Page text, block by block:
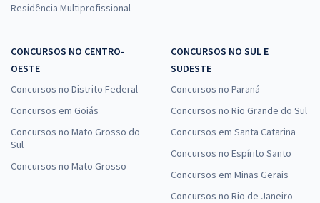
Residência Multiprofissional
CONCURSOS NO CENTRO-
OESTE
Concursos no Distrito Federal
Concursos em Goiás
Concursos no Mato Grosso do
Sul
Concursos no Mato Grosso
CONCURSOS NO SUL E
SUDESTE
Concursos no Paraná
Concursos no Rio Grande do Sul
Concursos em Santa Catarina
Concursos no Espírito Santo
Concursos em Minas Gerais
Concursos no Rio de Janeiro